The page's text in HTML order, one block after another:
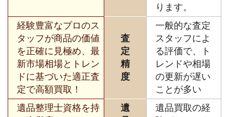
ります。
経験豊富なプロのス
タッフが商品の価値
を正確に見極め、最
新市場相場とトレン
ドに基づいた適正査
定で高額買取！
査
定
精
度
一般的な査定
スタッフによ
る評価で、ト
レンドや相場
の更新が遅い
ことが多い
遺品整理士資格を持
遺
遺品買取の経